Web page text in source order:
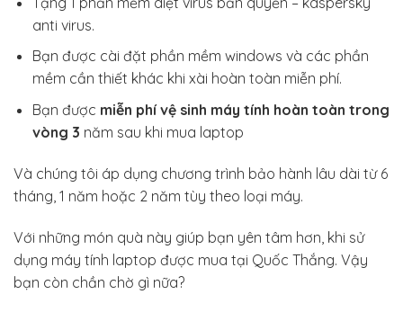
anti virus.
Bạn được cài đặt phần mềm windows và các phần
mềm cần thiết khác khi xài hoàn toàn miễn phí.
Bạn được miễn phí vệ sinh máy tính hoàn toàn trong
vòng 3 năm sau khi mua laptop
Và chúng tôi áp dụng chương trình bảo hành lâu dài từ 6
tháng, 1 năm hoặc 2 năm tùy theo loại máy.
Với những món quà này giúp bạn yên tâm hơn, khi sử
dụng máy tính laptop được mua tại Quốc Thắng. Vậy
bạn còn chần chờ gì nữa?